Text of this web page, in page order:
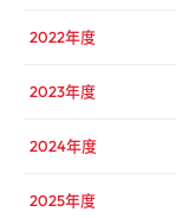
2022年度
2023年度
2024年度
2025年度